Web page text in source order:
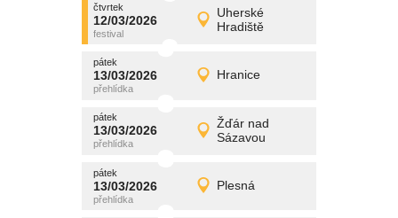
čtvrtek
12/03/2026
Uherské
Hradiště
čtvrtek
12/03/2026 Detail
promítání
pátek
13/03/2026 Hranice
pátek
13/03/2026 Detail
promítání
pátek
13/03/2026
Žďár nad
Sázavou
pátek
13/03/2026 Detail
promítání
pátek
13/03/2026 Plesná
pátek
13/03/2026 Detail
promítání